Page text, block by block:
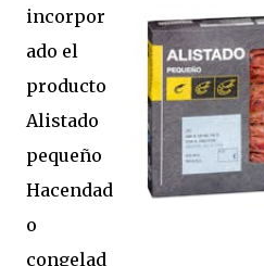
incorpor
ado el
producto
Alistado
pequeño
Hacendad
o
congelad